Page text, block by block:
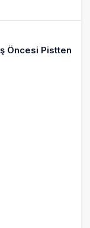
Öncesi Pistten